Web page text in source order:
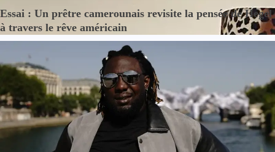
Essai : Un prêtre camerounais revisite la pensée de Hegel
à travers le rêve américain